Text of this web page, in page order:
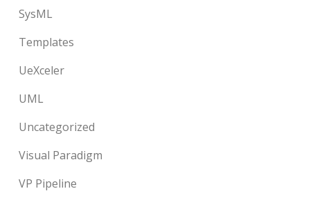
SysML
Templates
UeXceler
UML
Uncategorized
Visual Paradigm
VP Pipeline